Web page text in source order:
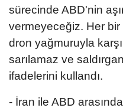
sürecinde ABD'nin
vermeyeceğiz. Her bir
dron yağmuruyla
sarılamaz ve
ifadelerini kullandı.
- İran ile ABD